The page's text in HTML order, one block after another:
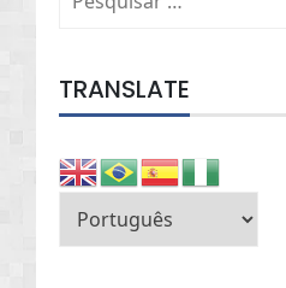
por:
TRANSLATE